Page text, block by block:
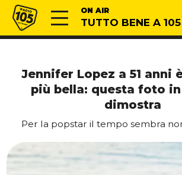
Vai al contenuto
Radio 105 ON AIR
TUTTO BENE A 105
Jennifer Lopez a 51 anni
più bella: questa foto
dimostra
Per la popstar il tempo sembra